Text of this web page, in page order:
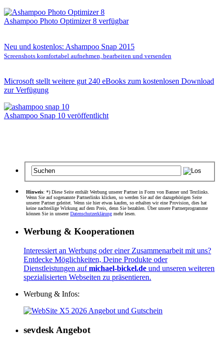
Ashampoo Photo Optimizer 8 verfügbar
Neu und kostenlos: Ashampoo Snap 2015
Screenshots komfortabel aufnehmen, bearbeiten und versenden
Microsoft stellt weitere gut 240 eBooks zum kostenlosen Download
zur Verfügung
Ashampoo Snap 10 veröffentlicht
Hinweis: *) Diese Seite enthält Werbung unserer Partner in Form von Banner und Textlinks.
Wenn Sie auf sogenannte Partnerlinks klicken, so werden Sie auf der dazugehörigen Seite
unserer Partner geleitet. Wenn sie hier etwas kaufen, so erhalten wir eine Provision, dies hat
keine nachteilige Wirkung auf dem Preis, denn Sie bezahlen. Über unsere Partnerprogramme
können Sie in unsererDatenschutzerklärung mehr lesen.
Werbung & Kooperationen
Interessiert an Werbung oder einer Zusammenarbeit mit uns?
Entdecke Möglichkeiten, Deine Produkte oder
Dienstleistungen aufmichael-bickel.de und unseren weiteren
spezialisierten Webseiten zu präsentieren.
Werbung & Infos:
sevdesk Angebot